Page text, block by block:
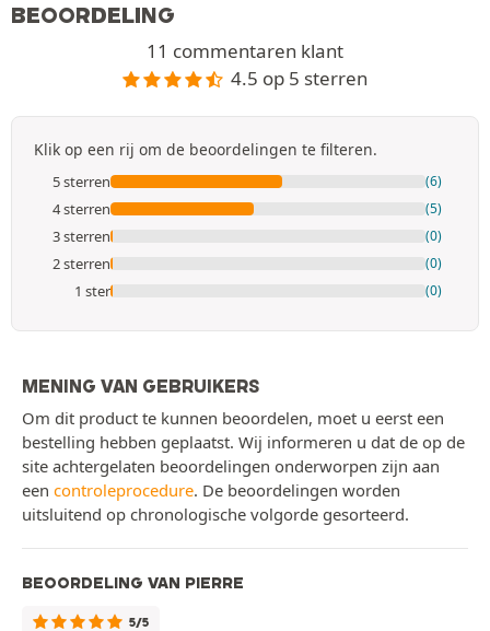
BEOORDELING
11 commentaren klant
4.5 op 5 sterren
Klik op een rij om de beoordelingen te filteren.
5 sterren (6)
4 sterren (5)
3 sterren (0)
2 sterren (0)
1 ster (0)
MENING VAN GEBRUIKERS
Om dit product te kunnen beoordelen, moet u eerst een
bestelling hebben geplaatst. Wij informeren u dat de op de
site achtergelaten beoordelingen onderworpen zijn aan
een controleprocedure. De beoordelingen worden
uitsluitend op chronologische volgorde gesorteerd.
BEOORDELING VAN PIERRE
5/5